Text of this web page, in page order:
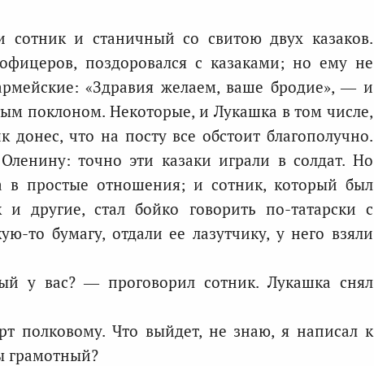
сотник и станичный со свитою двух казаков.
поздоровался с казаками; но ему не
«Здравия желаем, ваше бродие», — и
поклоном. Некоторые, и Лукашка в том числе,
донес, что на посту все обстоит благополучно.
точно эти казаки играли в солдат. Но
в простые отношения; и сотник, который был
другие, стал бойко говорить по-татарски с
то бумагу, отдали ее лазутчику, у него взяли
у вас? — проговорил сотник. Лукашка снял
полковому. Что выйдет, не знаю, я написал к
грамотный?